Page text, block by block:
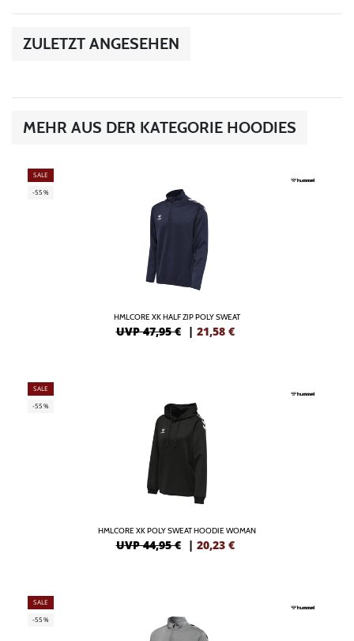
ZULETZT ANGESEHEN
MEHR AUS DER KATEGORIE HOODIES
SALE
-55%
HMLCORE XK HALF ZIP POLY SWEAT
UVP 47,95 € | 21,58 €
SALE
-55%
HMLCORE XK POLY SWEAT HOODIE WOMAN
UVP 44,95 € | 20,23 €
SALE
-55%